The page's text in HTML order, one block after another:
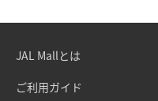
JAL Mallとは
ご利用ガイド